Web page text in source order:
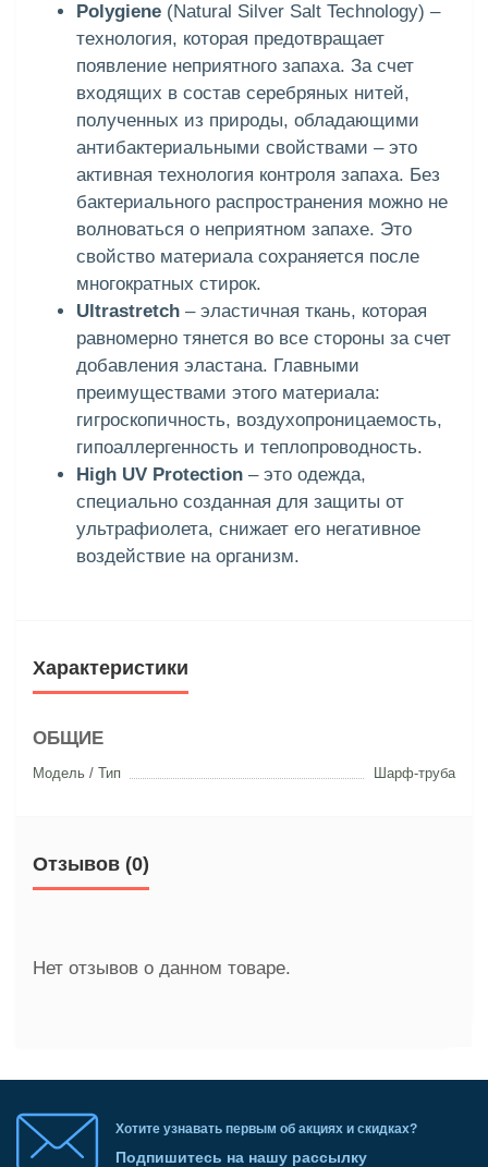
Polygiene (Natural Silver Salt Technology) –
технология, которая предотвращает
появление неприятного запаха. За счет
входящих в состав серебряных нитей,
полученных из природы, обладающими
антибактериальными свойствами – это
активная технология контроля запаха. Без
бактериального распространения можно не
волноваться о неприятном запахе. Это
свойство материала сохраняется после
многократных стирок.
Ultrastretch – эластичная ткань, которая
равномерно тянется во все стороны за счет
добавления эластана. Главными
преимуществами этого материала:
гигроскопичность, воздухопроницаемость,
гипоаллергенность и теплопроводность.
High UV Protection – это одежда,
специально созданная для защиты от
ультрафиолета, снижает его негативное
воздействие на организм.
Характеристики
ОБЩИЕ
Модель / Тип Шарф-труба
Отзывов (0)
Нет отзывов о данном товаре.
Хотите узнавать первым об акциях и скидках?
Подпишитесь на нашу рассылку